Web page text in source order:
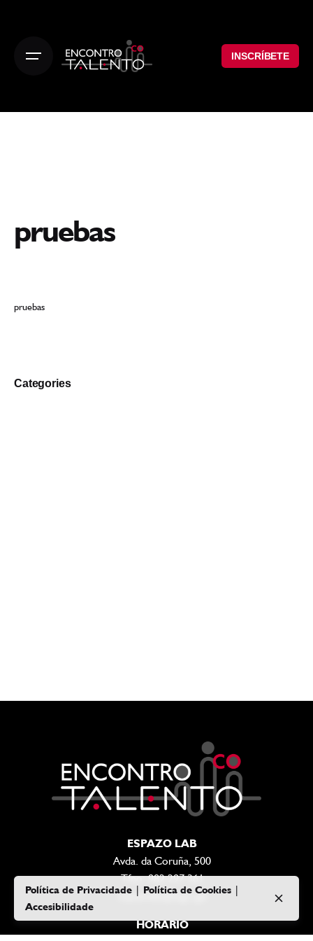
INSCRÍBETE
pruebas
pruebas
Categories
ESPAZO LAB
Avda. da Coruña, 500
Tfno: 982 297 361
espazolab@lugo.gal
HORARIO
Política de Privacidade | Política de Cookies |
Accesibilidade